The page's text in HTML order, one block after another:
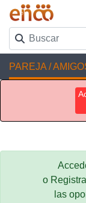
PAREJA /
o
las